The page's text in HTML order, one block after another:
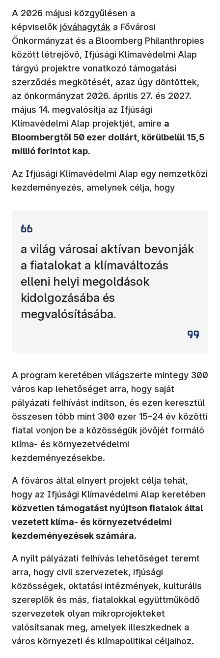
A 2026 májusi közgyűlésen a
képviselők jóváhagyták a Fővárosi
Önkormányzat és a Bloomberg Philanthropies
között létrejövő, Ifjúsági Klímavédelmi Alap
tárgyú projektre vonatkozó támogatási
szerződés megkötését, azaz úgy döntöttek,
az önkormányzat 2026. április 27. és 2027.
május 14. megvalósítja az Ifjúsági
Klímavédelmi Alap projektjét, amire a
Bloombergtől 50 ezer dollárt, körülbelül 15,5
millió forintot kap.
Az Ifjúsági Klímavédelmi Alap egy nemzetközi
kezdeményezés, amelynek célja, hogy
a világ városai aktívan bevonják
a fiatalokat a klímaváltozás
elleni helyi megoldások
kidolgozásába és
megvalósításába.
A program keretében világszerte mintegy 300
város kap lehetőséget arra, hogy saját
pályázati felhívást indítson, és ezen keresztül
összesen több mint 300 ezer 15–24 év közötti
fiatal vonjon be a közösségük jövőjét formáló
klíma- és környezetvédelmi
kezdeményezésekbe.
A főváros által elnyert projekt célja tehát,
hogy az Ifjúsági Klímavédelmi Alap keretében
közvetlen támogatást nyújtson fiatalok által
vezetett klíma- és környezetvédelmi
kezdeményezések számára.
A nyílt pályázati felhívás lehetőséget teremt
arra, hogy civil szervezetek, ifjúsági
közösségek, oktatási intézmények, kulturális
szereplők és más, fiatalokkal együttműködő
szervezetek olyan mikroprojekteket
valósítsanak meg, amelyek illeszkednek a
város környezeti és klímapolitikai céljaihoz.